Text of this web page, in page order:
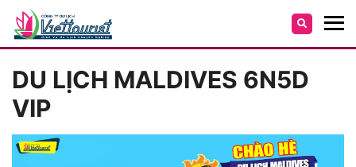
DU LỊCH MALDIVES 6N5D
VIP